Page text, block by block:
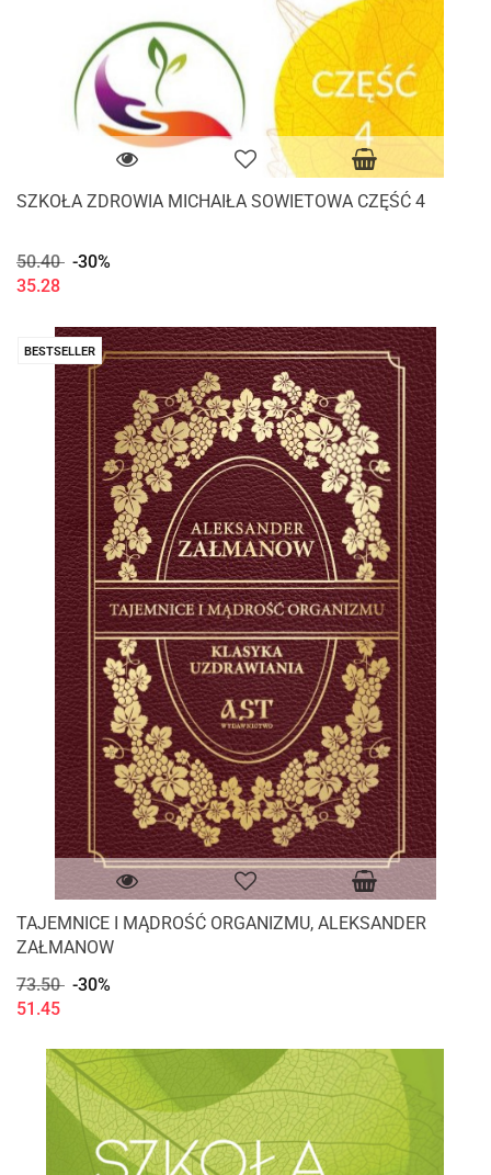
SZKOŁA ZDROWIA MICHAIŁA SOWIETOWA CZĘŚĆ 4
50.40 -30%
35.28
BESTSELLER
TAJEMNICE I MĄDROŚĆ ORGANIZMU, ALEKSANDER
ZAŁMANOW
73.50 -30%
51.45